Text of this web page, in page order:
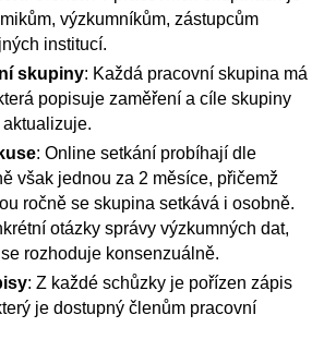
výzkumníkům, zástupcům
institucí.
skupiny: Každá pracovní skupina má
popisuje zaměření a cíle skupiny
: Online setkání probíhají dle
však jednou za 2 měsíce, přičemž
ročně se skupina setkává i osobně.
otázky správy výzkumných dat,
rozhoduje konsenzuálně.
: Z každé schůzky je pořízen zápis
je dostupný členům pracovní